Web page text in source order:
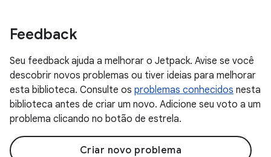
Feedback
Seu feedback ajuda a melhorar o Jetpack. Avise se você
descobrir novos problemas ou tiver ideias para melhorar
esta biblioteca. Consulte os problemas conhecidos nesta
biblioteca antes de criar um novo. Adicione seu voto a um
problema clicando no botão de estrela.
Criar novo problema